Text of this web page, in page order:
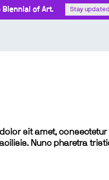
Biennial of Art. Stay updated
sit amet,
Nunc pharetra